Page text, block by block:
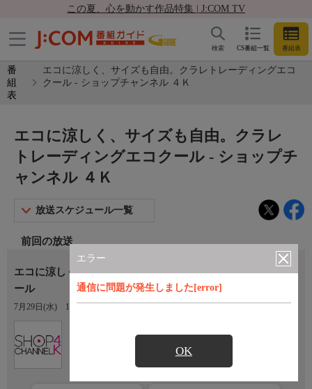
この夏、心を動かす作品特集 | J:COM TV
CS番組一覧 番組表
検索
番
組
表
エコに涼しく、サイズも自由。クラレトレーディングエコ
クール - ショップチャンネル ４Ｋ
エラー
通信に問題が発生しました[error]
OK
エコに涼しく、サイズも自由。クラレ
トレーディングエコクール - ショップチ
ャンネル ４Ｋ
放送スケジュール一覧
前回の放送
エコに涼しく、サイズも自由。クラレトレーディングエコク
ール
7月29日(水) 11:00〜12:00
ショップチャンネル ４Ｋ